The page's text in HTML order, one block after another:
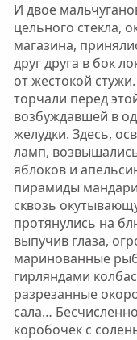
И двое
цельного стекла,
магазина,
друг друга в бок
от жестокой
торчали перед
возбуждавшей в
желудки. Здесь,
ламп,
яблоков и
пирамиды
сквозь
протянулись на
выпучив глаза,
маринованные
гирляндами
разрезанные
сала…
коробочек с